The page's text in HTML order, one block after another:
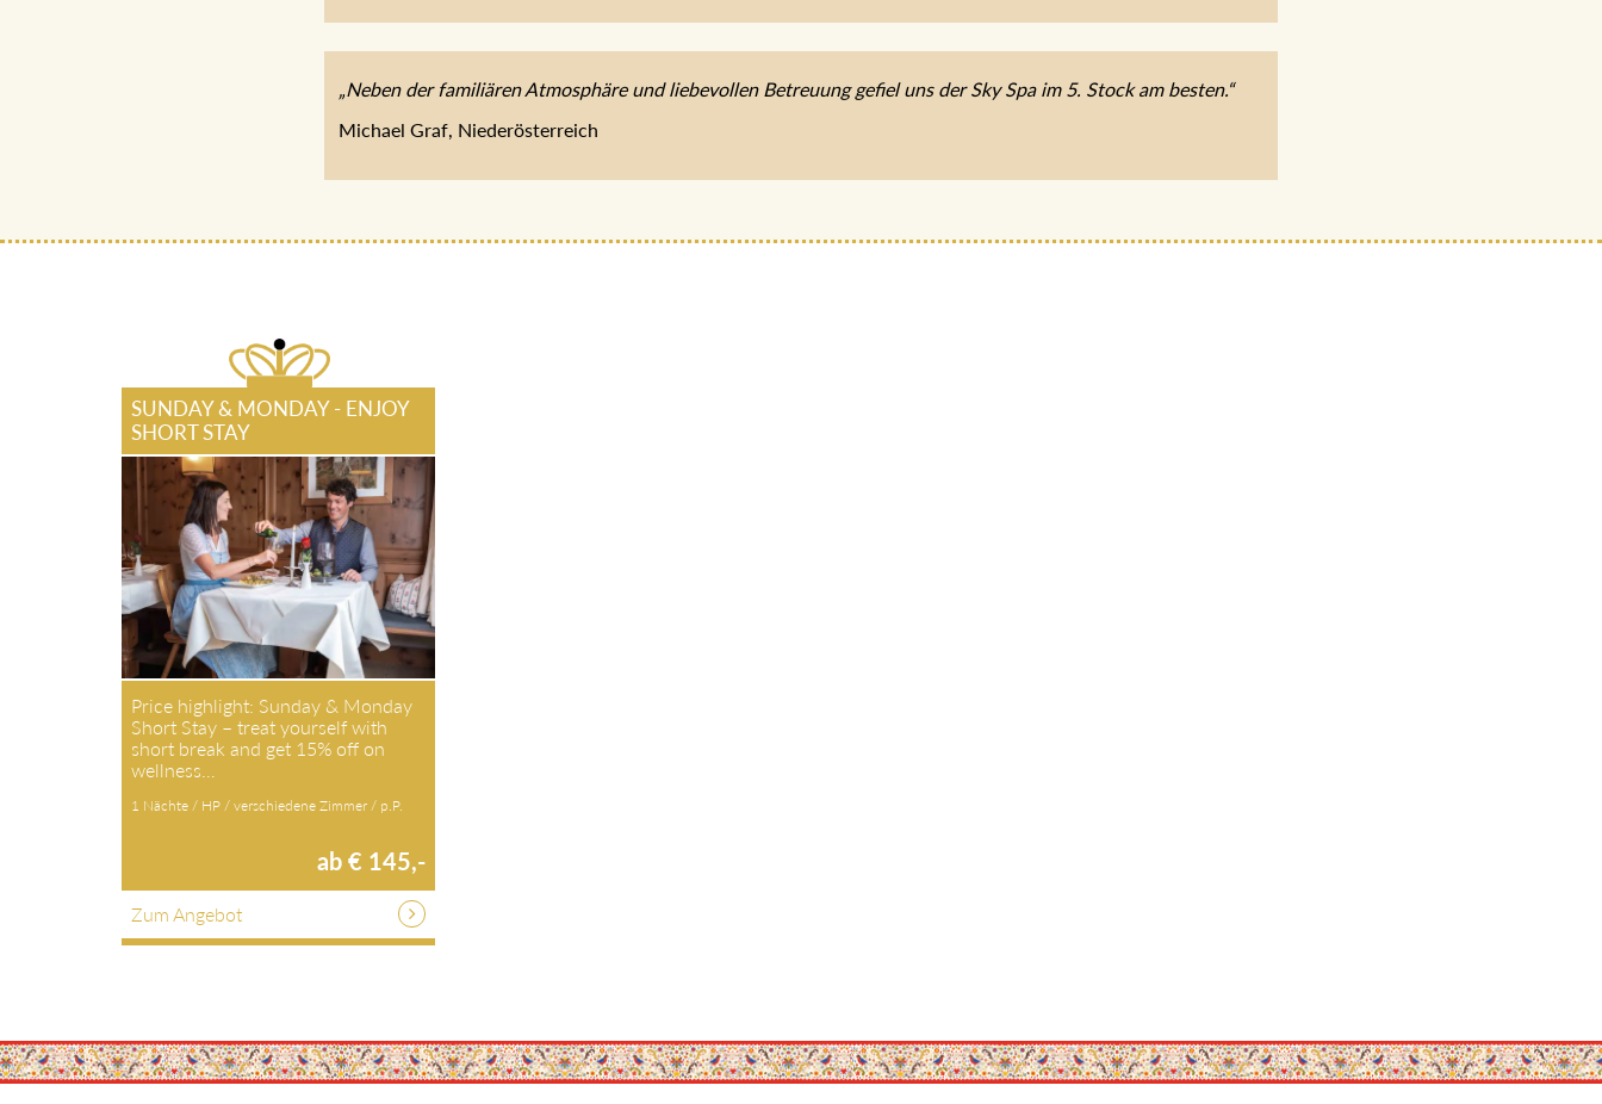
„Neben der familiären Atmosphäre und liebevollen Betreuung gefiel uns der Sky Spa im 5. Stock am besten.“
Michael Graf, Niederösterreich
SUNDAY & MONDAY - ENJOY
SHORT STAY
Price highlight: Sunday & Monday
Short Stay – treat yourself with
short break and get 15% off on
wellness…
1 Nächte / HP / verschiedene Zimmer / p.P.
ab € 145,-
Zum Angebot